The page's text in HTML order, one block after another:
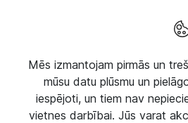
Mēs izmantojam pirmās un
mūsu datu plūsmu un
iespējoti, un tiem nav
vietnes darbībai. Jūs varat